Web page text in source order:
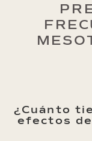
¿Cuánto
efectos